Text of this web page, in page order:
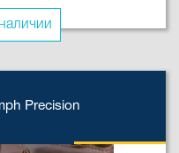
Precision